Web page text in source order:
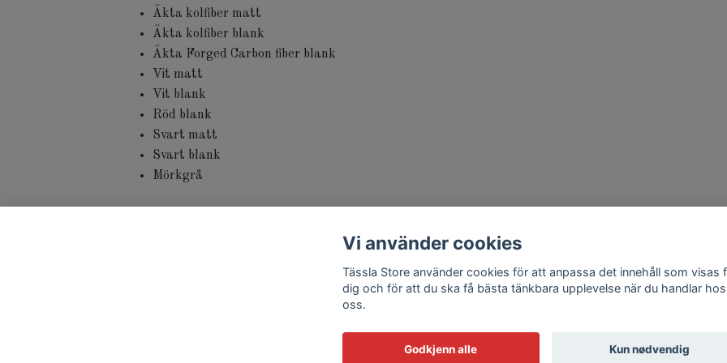
Äkta kolfiber matt
Äkta kolfiber blank
Äkta Forged Carbon fiber blank
Vit matt
Vit blank
Röd blank
Svart matt
Svart blank
Mörkgrå
Vi använder cookies
Tässla Store använder cookies för att anpassa det innehåll som visas
dig och för att du ska få bästa tänkbara upplevelse när du handlar hos
oss.
Godkjenn alle Kun nødvendig